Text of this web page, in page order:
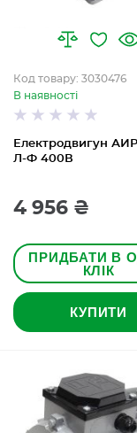
Електродвигун
Л-Ф 400В
Код товару: 3030476
В наявності
4 956 ₴
ПРИДБАТИ В
КЛІК
КУПИТИ